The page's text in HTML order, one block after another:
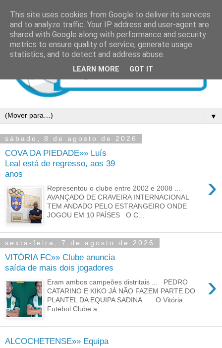
▼
sábado, 8 de agosto de 2026
COVA DA PIEDADE»» Luís
Leal está de regresso, aos 39
anos
›
Representou o clube entre 2002 e 2008 ...
AVANÇADO DE CRAVEIRA INTERNACIONAL
TEM ANDADO PELO ESTRANGEIRO ONDE
JOGOU EM 10 PAÍSES O C...
sexta-feira, 7 de agosto de 2026
VITÓRIA FC»» Clube anuncia
saída de mais dois jogadores
›
Eram ambos campeões distritais ... PEDRO
CATARINO E KIKO JÁ NÃO FAZEM PARTE DO
PLANTEL DA EQUIPA SADINA O Vitória
Futebol Clube a...
ALCOCHETENSE»» Equipa
This site uses cookies from Google to deliver its services
and to analyze traffic. Your IP address and user-agent are
shared with Google along with performance and security
metrics to ensure quality of service, generate usage
statistics, and to detect and address abuse.
LEARN MORE GOT IT